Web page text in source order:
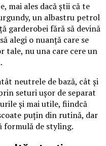
mai ales dacă știi că te
un albastru petrol
garderobei fără să devină
alegi o nuanță care se
tale, nu una care cere un
neutrele de bază, cât și
seturi ușor de separat
și mai utile, fiindcă
puțin din rutină, dar
formulă de styling.